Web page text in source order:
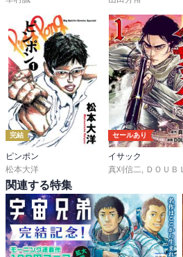
完結
ピンポン
松本大洋
セールあり
イサック
真刈信二
ＤＯＵＢＬＥ－Ｓ
関連する特集